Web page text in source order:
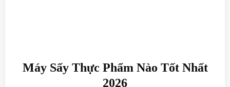
Máy Sấy Thực Phẩm Nào Tốt Nhất
2026